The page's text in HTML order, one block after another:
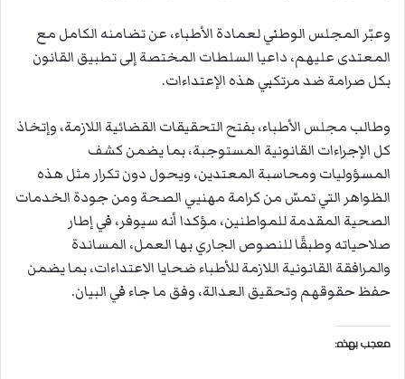
وعبّر المجلس الوطني لعمادة الأطباء، عن تضامنه الكامل مع
المعتدى عليهم، داعيا السلطات المختصة إلى تطبيق القانون
بكل صرامة ضد مرتكبي هذه الإعتداءات.
وطالب مجلس الأطباء، بفتح التحقيقات القضائية اللازمة، وإتخاذ
كل الإجراءات القانونية المستوجبة، بما يضمن كشف
المسؤوليات ومحاسبة المعتدين، ويحول دون تكرار مثل هذه
الظواهر التي تمسّ من كرامة مهنيي الصحة ومن جودة الخدمات
الصحية المقدمة للمواطنين، مؤكدا أنه سيوفر، في إطار
صلاحياته وطبقًا للنصوص الجاري بها العمل، المساندة
والمرافقة القانونية اللازمة للأطباء ضحايا الاعتداءات، بما يضمن
حفظ حقوقهم وتحقيق العدالة، وفق ما جاء في البيان.
معجب بهذه: